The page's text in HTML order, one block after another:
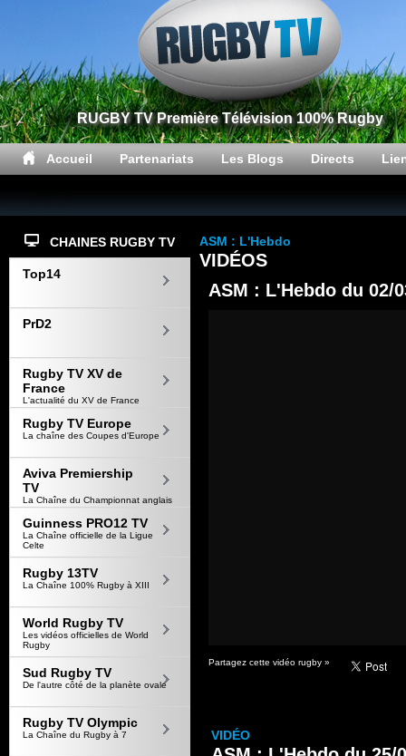
RUGBY TV Première Télévision 100% Rugby
Accueil Partenariats Les Blogs Directs
CHAINES RUGBY TV
Top14
PrD2
Rugby TV XV de
France
L'actualité du XV de France
Rugby TV Europe
La chaîne des Coupes d'Europe
Aviva Premiership
TV
La Chaîne du Championnat anglais
Guinness PRO12 TV
La Chaîne officielle de la Ligue
Celte
Rugby 13TV
La Chaîne 100% Rugby à XIII
World Rugby TV
Les vidéos officielles de World
Rugby
Sud Rugby TV
De l'autre côté de la planète ovale
Rugby TV Olympic
La Chaîne du Rugby à 7
ASM : L'Hebdo
VIDÉOS
ASM : L'Hebdo du 02/
Partagez cette vidéo rugby »
VIDÉO